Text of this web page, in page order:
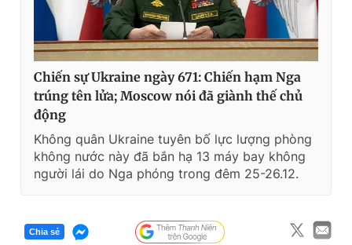
Chiến sự Ukraine ngày 671: Chiến hạm Nga
trúng tên lửa; Moscow nói đã giành thế chủ
động
Không quân Ukraine tuyên bố lực lượng phòng
không nước này đã bắn hạ 13 máy bay không
người lái do Nga phóng trong đêm 25-26.12.
Chia sẻ